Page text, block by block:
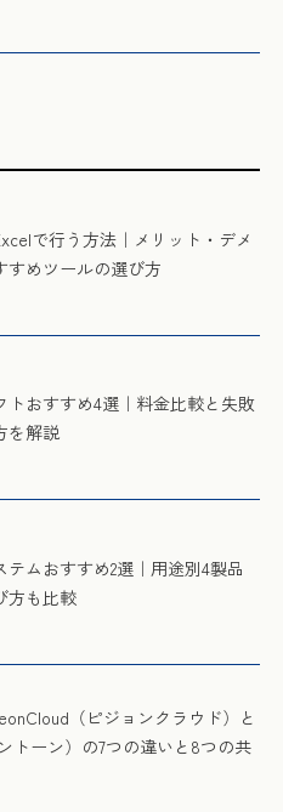
で行う方法｜メリット・デメ
すめツールの選び方
トおすすめ4選｜料金比較と失敗
を解説
テムおすすめ2選｜用途別4製品
方も比較
（ピジョンクラウド）と
トーン）の7つの違いと8つの共